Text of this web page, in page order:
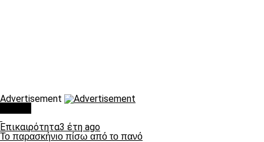
Advertisement
Επικαιρότητα3 έτη ago
Το παρασκήνιο πίσω από το πανό